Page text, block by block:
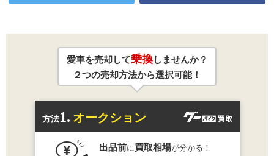
愛車を売却して乗換しませんか？
２つの売却方法から選択可能！
方法1. オークション
出品前に買取相場が分かる！